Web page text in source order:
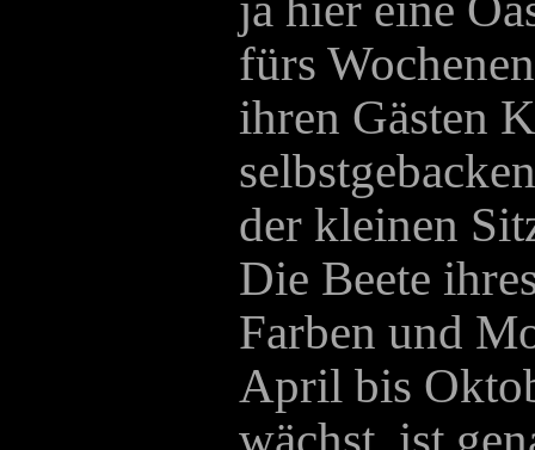
fürs
ihren Gästen
der kleinen
Die Beete
Farben und
April bis